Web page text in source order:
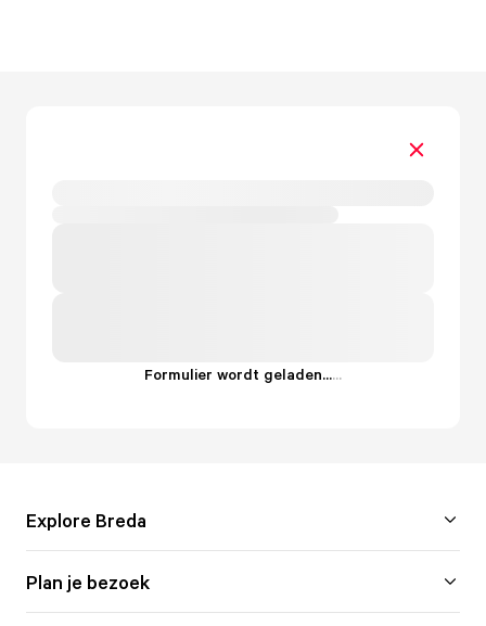
Formulier wordt geladen......
Explore Breda
Plan je bezoek